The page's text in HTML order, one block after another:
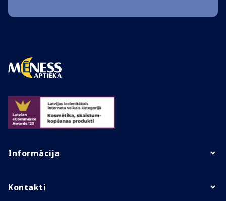
Informācija
Kontakti